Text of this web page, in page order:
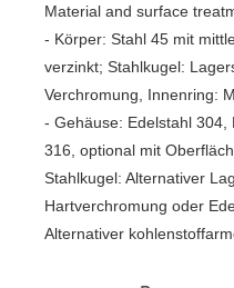
Material and surface
- Körper: Stahl 45 mit
verzinkt; Stahlkugel:
Verchromung, Innenring:
- Gehäuse: Edelstahl
316, optional mit
Stahlkugel: Alternativer
Hartverchromung oder
Alternativer